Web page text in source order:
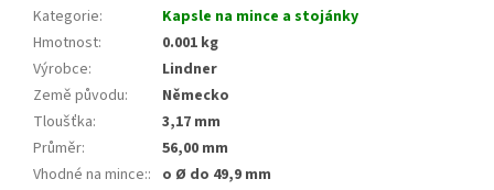
Kategorie:
Kapsle na mince a stojánky
Hmotnost:
0.001 kg
Výrobce:
Lindner
Země původu:
Německo
Tloušťka:
3,17 mm
Průměr:
56,00 mm
Vhodné na mince:: o Ø do 49,9 mm